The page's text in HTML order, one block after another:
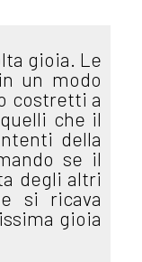
gioia. Le
un modo
costretti a
che il
della
se il
degli altri
si ricava
gioia